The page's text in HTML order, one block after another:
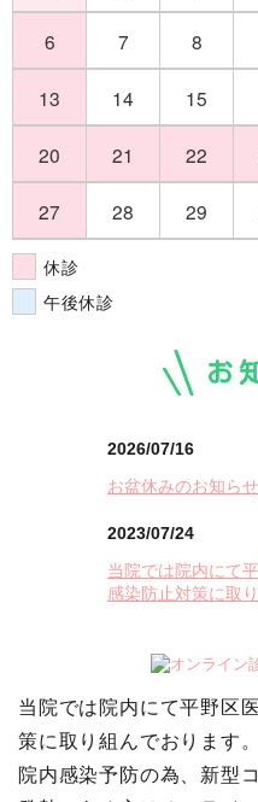
6 7 8
13 14 15
20 21 22
27 28 29
休診
午後休診
お
2026/07/16
お盆休みのお知らせ
2023/07/24
当院では院内にて
感染防止対策に取
当院では院内にて平野区
策に取り組んでおります。
院内感染予防の為、新型